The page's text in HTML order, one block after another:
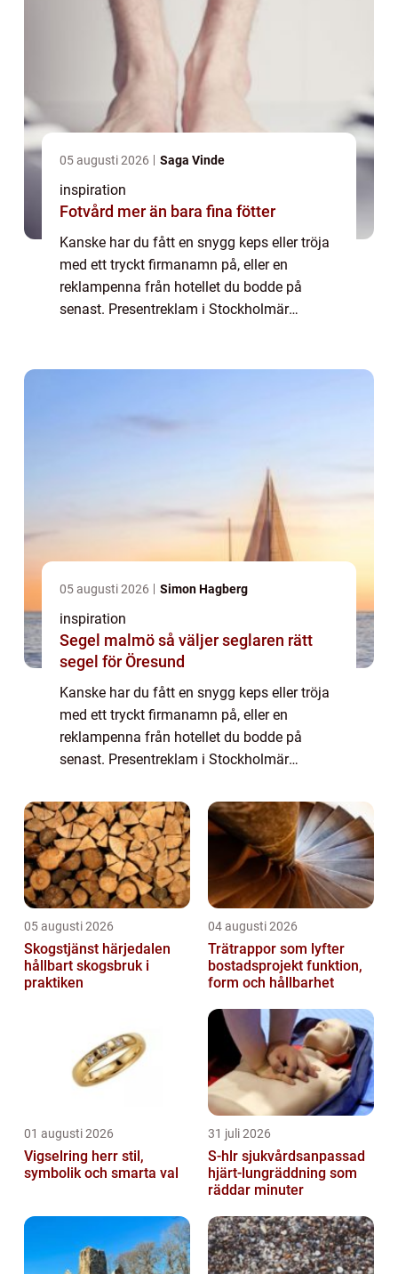
05 augusti 2026 Saga Vinde
inspiration
Fotvård mer än bara fina fötter
Kanske har du fått en snygg keps eller tröja
med ett tryckt firmanamn på, eller en
reklampenna från hotellet du bodde på
senast. Presentreklam i Stockholmär
05 augusti 2026 Simon Hagberg
inspiration
Segel malmö så väljer seglaren rätt
segel för Öresund
Kanske har du fått en snygg keps eller tröja
med ett tryckt firmanamn på, eller en
reklampenna från hotellet du bodde på
senast. Presentreklam i Stockholmär
nyttiga ...
05 augusti 2026
Skogstjänst härjedalen
hållbart skogsbruk i
praktiken
04 augusti 2026
Trätrappor som lyfter
bostadsprojekt funktion,
form och hållbarhet
01 augusti 2026
Vigselring herr stil,
symbolik och smarta val
31 juli 2026
S-hlr sjukvårdsanpassad
hjärt-lungräddning som
räddar minuter